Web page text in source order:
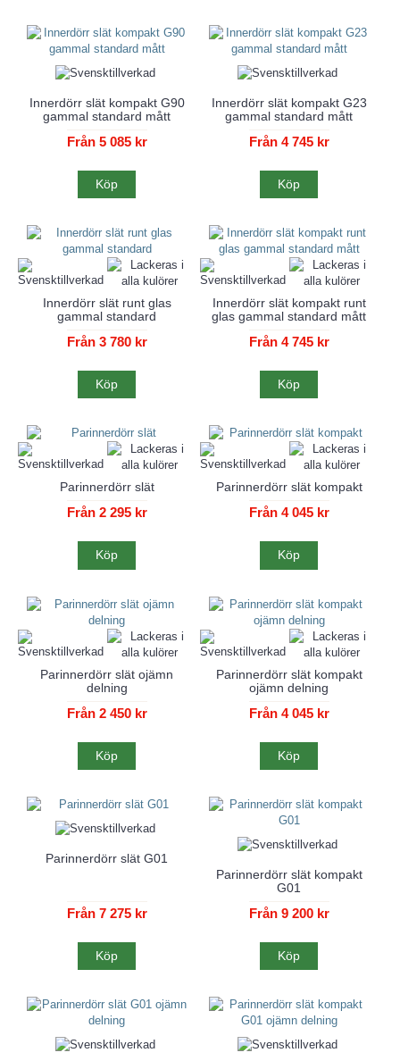
Innerdörr slät kompakt G90
gammal standard mått
Från 5 085 kr
Köp
Innerdörr slät kompakt G23
gammal standard mått
Från 4 745 kr
Köp
Innerdörr slät runt glas
gammal standard
Från 3 780 kr
Köp
Innerdörr slät kompakt runt
glas gammal standard mått
Från 4 745 kr
Köp
Parinnerdörr slät
Från 2 295 kr
Köp
Parinnerdörr slät kompakt
Från 4 045 kr
Köp
Parinnerdörr slät ojämn
delning
Från 2 450 kr
Köp
Parinnerdörr slät kompakt
ojämn delning
Från 4 045 kr
Köp
Parinnerdörr slät G01
Från 7 275 kr
Köp
Parinnerdörr slät kompakt
G01
Från 9 200 kr
Köp